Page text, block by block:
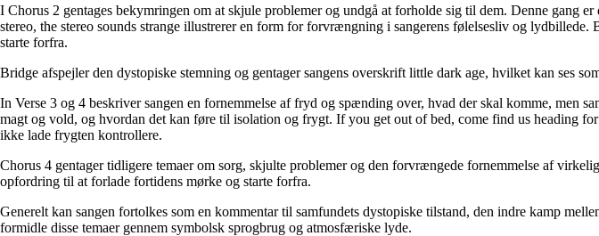
I Chorus 2 gentages bekymringen om at skjule problemer og undgå at forholde sig til dem. Denne gang
stereo, the stereo sounds strange illustrerer en form for forvrængning i sangerens følelsesliv og
starte forfra.
Bridge afspejler den dystopiske stemning og gentager sangens overskrift little dark age, hvilket kan ses
In Verse 3 og 4 beskriver sangen en fornemmelse af fryd og spænding over, hvad der skal komme, men
magt og vold, og hvordan det kan føre til isolation og frygt. If you get out of bed, come find us heading
ikke lade frygten kontrollere.
Chorus 4 gentager tidligere temaer om sorg, skjulte problemer og den forvrængede fornemmelse af
opfordring til at forlade fortidens mørke og starte forfra.
Generelt kan sangen fortolkes som en kommentar til samfundets dystopiske tilstand, den indre kamp
formidle disse temaer gennem symbolsk sprogbrug og atmosfæriske lyde.